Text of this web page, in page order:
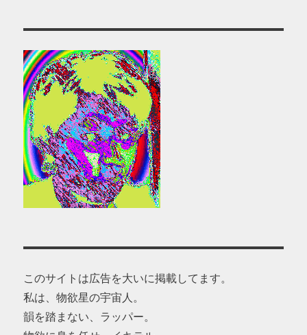
このサイトは広告を大いに掲載してます。
私は、物欲星の宇宙人。
韻を踏まない、ラッパー。